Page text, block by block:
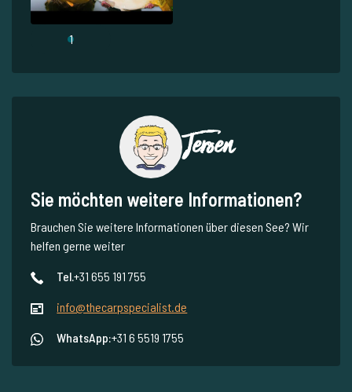
1
Jeroen
Sie möchten weitere Informationen?
Brauchen Sie weitere Informationen über diesen See? Wir
helfen gerne weiter
Tel.+31 655 191 755
info@thecarpspecialist.de
WhatsApp:+31 6 5519 1755